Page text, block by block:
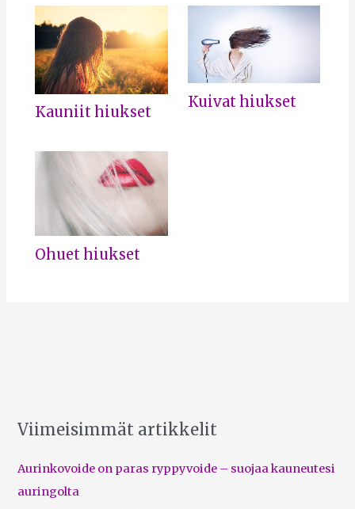
Kauniit hiukset
Kuivat hiukset
Ohuet hiukset
Viimeisimmät artikkelit
Aurinkovoide on paras ryppyvoide – suojaa kauneutesi
auringolta